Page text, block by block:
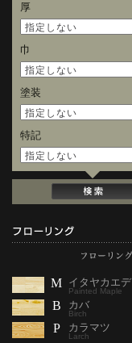
厚
巾
塗装
特記
M イタヤカエデ
Painted Maple
B カバ
Birch
P カラマツ
Larch